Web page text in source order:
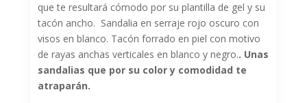
que te resultará cómodo por su plantilla de gel y su
tacón ancho. Sandalia en serraje rojo oscuro con
visos en blanco. Tacón forrado en piel con motivo
de rayas anchas verticales en blanco y negro.. Unas
sandalias que por su color y comodidad te
atraparán.